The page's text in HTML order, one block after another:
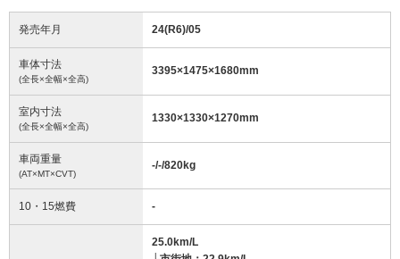
発売年月 24(R6)/05
車体寸法
(全長×全幅×全高)
3395×1475×1680mm
室内寸法
(全長×全幅×全高)
1330×1330×1270mm
車両重量
(AT×MT×CVT)
-/-/820kg
10・15燃費 -
25.0km/L